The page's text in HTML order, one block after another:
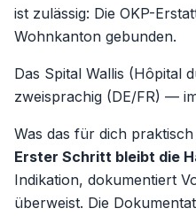
ist zulässig: Die OKP-
Wohnkanton gebunden.
Das Spital Wallis (Hôpital
zweisprachig (DE/FR) —
Was das für dich praktisch
Erster Schritt bleibt die
Indikation, dokumentiert
überweist. Die